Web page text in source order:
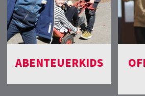
ABENTEUERKIDS